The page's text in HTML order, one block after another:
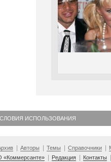
ИСПОЛЬЗОВАНИЯ
Авторы Темы Справочники
«Коммерсанте»
Редакция Контакты